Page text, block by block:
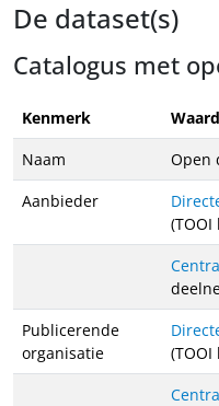
De dataset(s)
Catalogus met
Kenmerk
Naam
Open
Aanbieder
(TOOI
Publicerende
organisatie
(TOOI